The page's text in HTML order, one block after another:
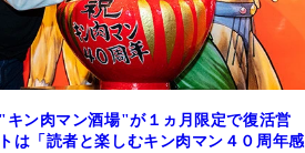
キン肉マン酒場"が１ヵ月限定で復活営
「読者と楽しむキン肉マン４０周年感